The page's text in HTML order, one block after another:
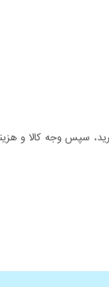
سپس وجه کالا و